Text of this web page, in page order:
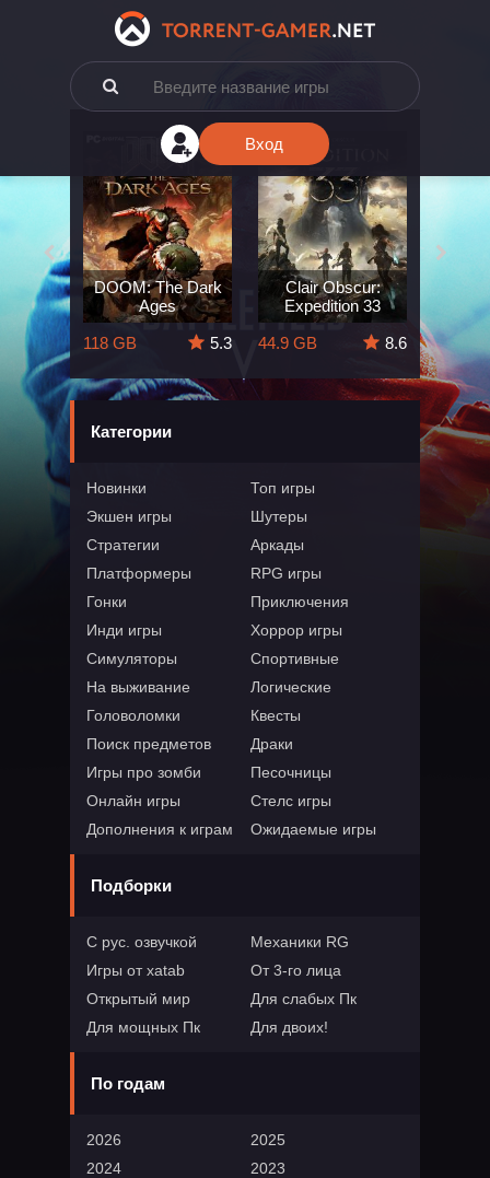
Вход
The
5.7
DOOM: The Dark
Ages
118 GB
5.3
Clair Obscur:
Expedition 33
44.9 GB
8.6
164 GB
Категории
Новинки
Топ игры
Экшен игры
Шутеры
Стратегии
Аркады
Платформеры
RPG игры
Гонки
Приключения
Инди игры
Хоррор игры
Симуляторы
Спортивные
На выживание
Логические
Головоломки
Квесты
Поиск предметов
Драки
Игры про зомби
Песочницы
Онлайн игры
Стелс игры
Дополнения к играм
Ожидаемые игры
Подборки
С рус. озвучкой
Механики RG
Игры от xatab
От 3-го лица
Открытый мир
Для слабых Пк
Для мощных Пк
Для двоих!
По годам
2026
2025
2024
2023